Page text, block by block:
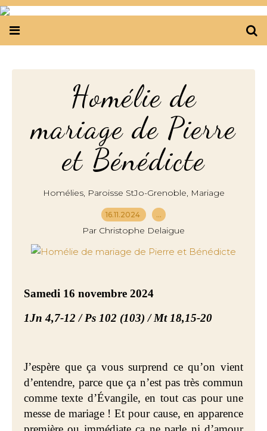
Homélie de
mariage de Pierre
et Bénédicte
Homélies, Paroisse StJo-Grenoble, Mariage
16.11.2024 …
Par Christophe Delaigue
Samedi 16 novembre 2024
1Jn 4,7-12 / Ps 102 (103) /Mt 18,15-20
J’espère que ça vous surprend ce qu’on vient
d’entendre, parce que ça n’est pas très commun
comme texte d’Évangile, en tout cas pour une
messe de mariage ! Et pour cause, en apparence